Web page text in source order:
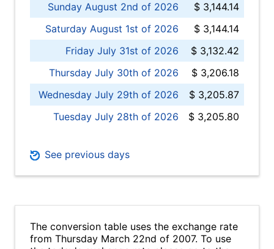
Sunday August 2nd of 2026
$ 3,144.14
Saturday August 1st of 2026
$ 3,144.14
Friday July 31st of 2026
$ 3,132.42
Thursday July 30th of 2026
$ 3,206.18
Wednesday July 29th of 2026
$ 3,205.87
Tuesday July 28th of 2026
$ 3,205.80
See previous days
The conversion table uses the exchange rate
from Thursday March 22nd of 2007. To use